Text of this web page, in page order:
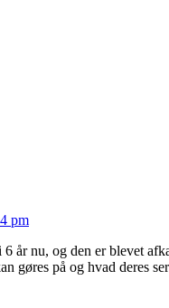
pm
år nu, og den er blevet
gøres på og hvad deres